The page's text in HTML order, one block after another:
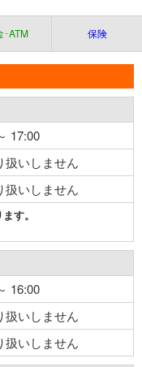
･ATM 保険
17:00
扱いしません
扱いしません
す。
16:00
扱いしません
扱いしません